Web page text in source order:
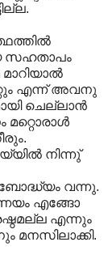
സഹതാപം
എന്ന് അവനു
ചെല്ലാന്‍
നിന്നു്
വന്നു.
എങ്ങോ
എന്നും
മനസിലാക്കി.